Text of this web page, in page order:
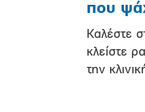
που
Καλέστε
κλείστε
την